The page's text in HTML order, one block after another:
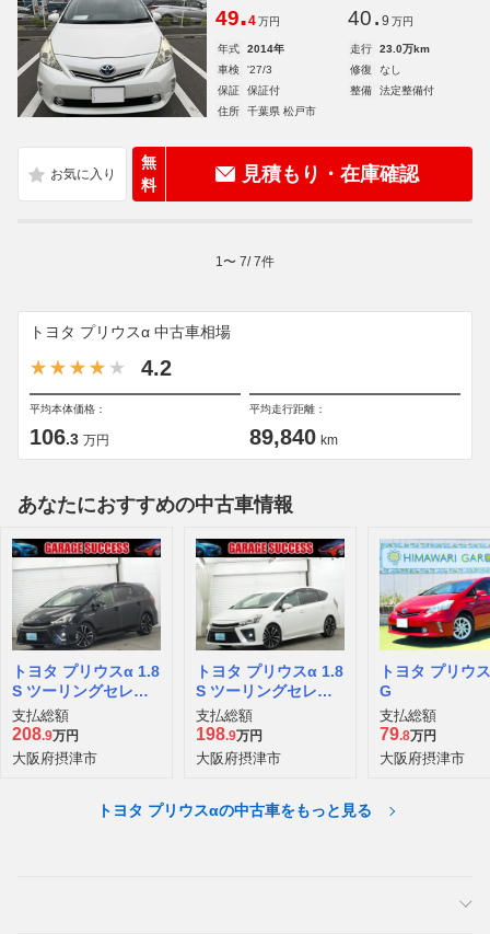
49.4 万円 40. 9 万円
年式 2014年 走行
23.0万km
車検
'27/3 修復
なし
保証
保証付 整備
法定整備付
住所
千葉県 松戸市
無
料
見積もり・在庫確認
1 〜 7/7件
トヨタ プリウスα 中古車相場
4.2
平均本体価格：
106.3 万円
平均走行距離：
89,840 km
あなたにおすすめの中古車情報
トヨタ プリウスα 1.8
S ツーリングセレク
ション G's
支払総額
208.9万円
大阪府摂津市
トヨタ プリウスα 1.8
S ツーリングセレク
ション G's
支払総額
198.9万円
大阪府摂津市
トヨタ プリウ
G
支払総額
79.8万円
大阪府摂津市
トヨタ プリウスαの中古車をもっと見る